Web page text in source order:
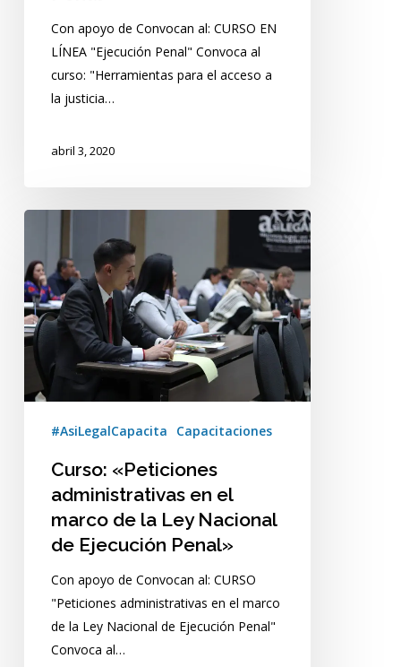
Con apoyo de Convocan al: CURSO EN
LÍNEA "Ejecución Penal" Convoca al
curso: "Herramientas para el acceso a
la justicia…
abril 3, 2020
administrativas
en
el
marco
de
Ley
Nacional
Ejecución
Penal»
#AsiLegalCapacita Capacitaciones
Curso: «Peticiones
administrativas en el
marco de la Ley Nacional
de Ejecución Penal»
Con apoyo de Convocan al: CURSO
"Peticiones administrativas en el marco
de la Ley Nacional de Ejecución Penal"
Convoca al…